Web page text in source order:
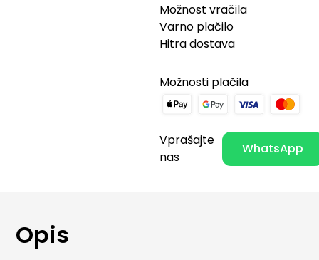
Možnost vračila
Varno plačilo
Hitra dostava
Možnosti plačila
Vprašajte
nas
WhatsApp
Opis